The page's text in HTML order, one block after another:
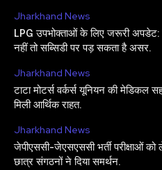
Jharkhand News
LPG उपभोक्ताओं के लिए जरूरी
नहीं तो सब्सिडी पर पड़ सकता है असर.
Jharkhand News
टाटा मोटर्स वर्कर्स यूनियन की मेडिकल
मिली आर्थिक राहत.
Jharkhand News
जेपीएससी-जेएसएससी भर्ती परीक्षाओं को
छात्र संगठनों ने दिया समर्थन.